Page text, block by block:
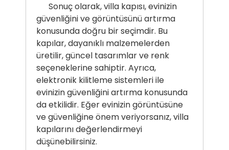
Sonuç olarak, villa kapısı, evinizin
güvenliğini ve görüntüsünü artırma
konusunda doğru bir seçimdir. Bu
kapılar, dayanıklı malzemelerden
üretilir, güncel tasarımlar ve renk
seçeneklerine sahiptir. Ayrıca,
elektronik kilitleme sistemleri ile
evinizin güvenliğini artırma konusunda
da etkilidir. Eğer evinizin görüntüsüne
ve güvenliğine önem veriyorsanız, villa
kapılarını değerlendirmeyi
düşünebilirsiniz.